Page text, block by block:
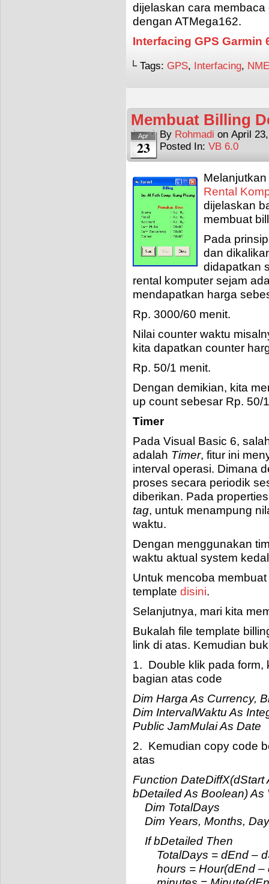
dijelaskan cara
dengan ATMega162.
Interfacing GPS Garmin
└ Tags: GPS, Interfacing,
Membuat Billing
Apr
23
By Rohmadi on April
Posted In: VB 6.0
Rental
dijelaskan
membuat
Pada
dan
didapatkan
rental komputer sejam
mendapatkan harga
Rp. 3000/60 menit.
Nilai counter waktu
kita dapatkan counter
Rp. 50/1 menit.
Dengan demikian, kita
up count sebesar Rp. 50/
Timer
Pada Visual Basic 6,
adalah Timer, fitur ini
interval operasi. Dimana
proses secara periodik
diberikan. Pada
tag, untuk menampung
waktu.
Dengan menggunakan
waktu aktual system
Untuk mencoba
template disini.
Selanjutnya, mari kita
Bukalah file template
link di atas. Kemudian
1. Double klik pada form,
bagian atas code
Dim Harga As Currency,
Dim IntervalWaktu As
Public JamMulai As Date
2. Kemudian copy code
atas
Function
bDetailed As Boolean) As
Dim TotalDays
Dim Years, Months,
If bDetailed Then
TotalDays = dEnd –
hours = Hour(dEnd –